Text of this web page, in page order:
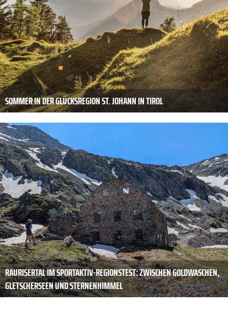
SOMMER IN DER GLÜCKSREGION ST. JOHANN IN TIROL
RAURISERTAL IM SPORTAKTIV-REGIONSTEST: ZWISCHEN GOLDWASCHEN,
GLETSCHERSEEN UND STERNENHIMMEL